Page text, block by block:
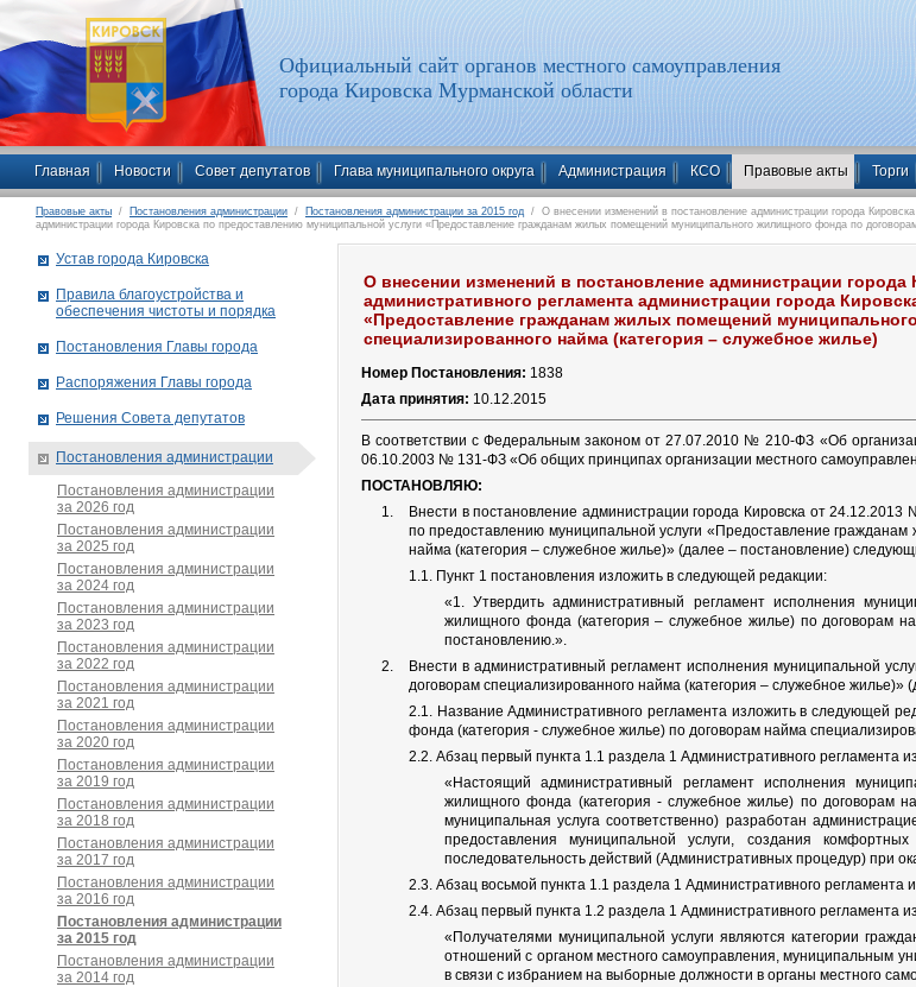
Официальный сайт органов местного самоуправления
города Кировска Мурманской области
Главная Новости Совет депутатов Глава муниципального округа Администрация КСО Правовые акты Торги
Правовые акты / Постановления администрации / Постановления администрации за 2015 год / О внесении изменений в постановление администрации города
администрации города Кировска по предоставлению муниципальной услуги «Предоставление гражданам жилых помещений муниципального жилищного фонда по
О внесении изменений в постановление администрации
административного регламента администрации города
«Предоставление гражданам жилых помещений
специализированного найма (категория – служебное жилье)
Номер Постановления: 1838
Дата принятия: 10.12.2015
В соответствии с Федеральным законом от 27.07.2010 № 210-ФЗ «Об
06.10.2003 № 131-ФЗ «Об общих принципах организации местного
ПОСТАНОВЛЯЮ:
Внести в постановление администрации города Кировска от
по предоставлению муниципальной услуги «Предоставление
найма (категория – служебное жилье)» (далее – постановление)
1.1. Пункт 1 постановления изложить в следующей редакции:
«1. Утвердить административный регламент исполнения
жилищного фонда (категория – служебное жилье) по
постановлению.».
Внести в административный регламент исполнения муниципальной
договорам специализированного найма (категория – служебное
2.1. Название Административного регламента изложить в следующей
фонда (категория - служебное жилье) по договорам найма
2.2. Абзац первый пункта 1.1 раздела 1 Административного регламента
«Настоящий административный регламент исполнения
жилищного фонда (категория - служебное жилье) по договорам
муниципальная услуга соответственно) разработан
предоставления муниципальной услуги, создания
последовательность действий (Административных процедур) при
2.3. Абзац восьмой пункта 1.1 раздела 1 Административного регламента
2.4. Абзац первый пункта 1.2 раздела 1 Административного регламента
«Получателями муниципальной услуги являются категории
отношений с органом местного самоуправления, муниципальным
в связи с избранием на выборные должности в органы местного
Устав города Кировска
Правила благоустройства и
обеспечения чистоты и порядка
Постановления Главы города
Распоряжения Главы города
Решения Совета депутатов
Постановления администрации
Постановления администрации
за 2026 год
Постановления администрации
за 2025 год
Постановления администрации
за 2024 год
Постановления администрации
за 2023 год
Постановления администрации
за 2022 год
Постановления администрации
за 2021 год
Постановления администрации
за 2020 год
Постановления администрации
за 2019 год
Постановления администрации
за 2018 год
Постановления администрации
за 2017 год
Постановления администрации
за 2016 год
Постановления администрации
за 2015 год
Постановления администрации
за 2014 год